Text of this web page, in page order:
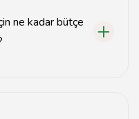
ne kadar bütçe